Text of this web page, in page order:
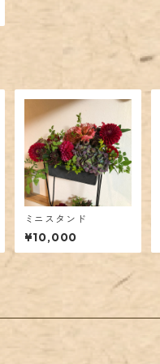
ミニスタンド
¥10,000